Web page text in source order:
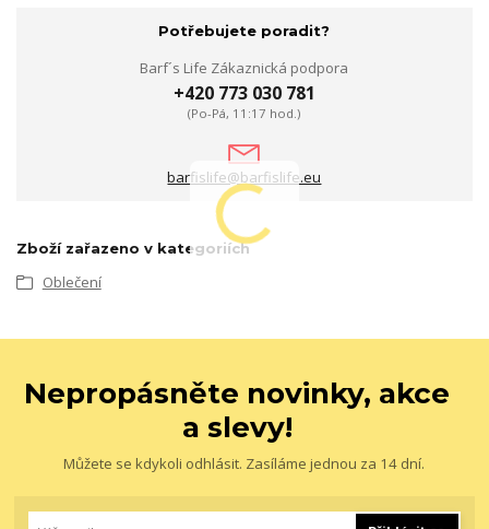
Potřebujete poradit?
Barf´s Life Zákaznická podpora
+420 773 030 781
(Po-Pá, 11:17 hod.)
barfislife@barfislife.eu
Zboží zařazeno v kategoriích
Oblečení
Nepropásněte novinky, akce
a slevy!
Můžete se kdykoli odhlásit. Zasíláme jednou za 14 dní.